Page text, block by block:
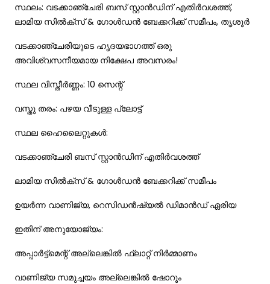
സ്ഥലം: വടക്കാഞ്ചേരി ബസ് സ്റ്റാൻഡിന് എതിർവശത്ത്,
ലാമിയ സിൽക്സ് & ഗോൾഡൻ ബേക്കറിക്ക് സമീപം, തൃശൂർ
വടക്കാഞ്ചേരിയുടെ ഹൃദയഭാഗത്ത് ഒരു
അവിശ്വസനീയമായ നിക്ഷേപ അവസരം!
സ്ഥല വിസ്തീർണ്ണം: 10 സെന്റ്
വസ്തു തരം: പഴയ വീടുള്ള പ്ലോട്ട്
സ്ഥല ഹൈലൈറ്റുകൾ:
വടക്കാഞ്ചേരി ബസ് സ്റ്റാൻഡിന് എതിർവശത്ത്
ലാമിയ സിൽക്സ് & ഗോൾഡൻ ബേക്കറിക്ക് സമീപം
ഉയർന്ന വാണിജ്യ, റെസിഡൻഷ്യൽ ഡിമാൻഡ് ഏരിയ
ഇതിന് അനുയോജ്യം:
അപ്പാർട്ട്മെന്റ് അല്ലെങ്കിൽ ഫ്ലാറ്റ് നിർമ്മാണം
വാണിജ്യ സമുച്ചയം അല്ലെങ്കിൽ ഷോറൂം